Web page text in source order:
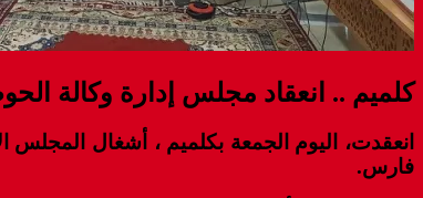
كلميم .. انعقاد مجلس إدارة وكالة
فارس.